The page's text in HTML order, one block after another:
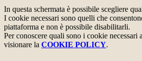
In questa schermata è possibile scegliere
I cookie necessari sono quelli che
piattaforma e non è possibile disabilitarli.
Per conoscere quali sono i cookie necessari
visionare la COOKIE POLICY.